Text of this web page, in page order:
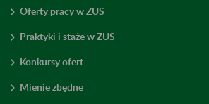
Oferty pracy w ZUS
Praktyki i staże w ZUS
Konkursy ofert
Mienie zbędne